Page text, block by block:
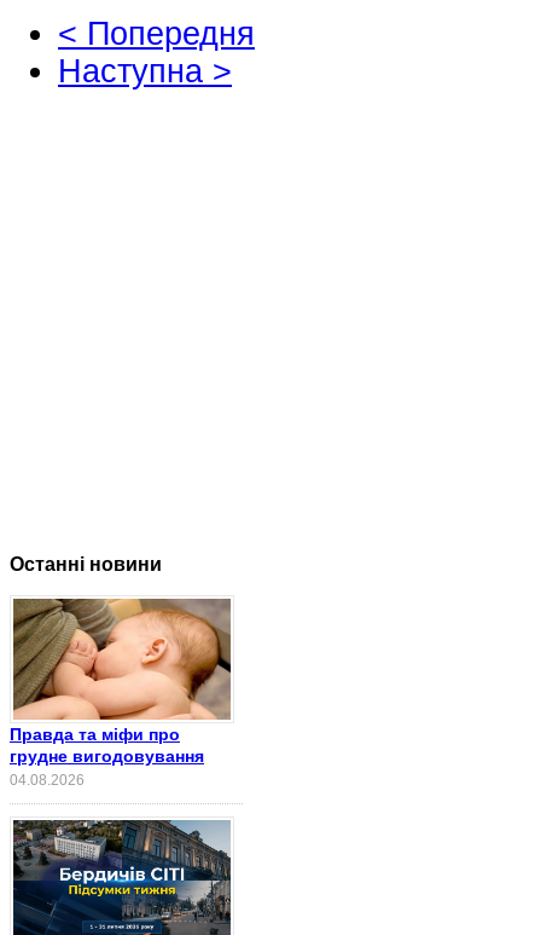
< Попередня
Наступна >
Останні новини
Правда та міфи про
грудне вигодовування
04.08.2026